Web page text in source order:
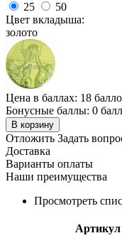
25
50
Цвет вкладыша:
золото
Цена в баллах: 18
Бонусные баллы: 0
В корзину
Отложить Задать
Доставка
Варианты оплаты
Наши преимущества
Просмотреть
Артикул